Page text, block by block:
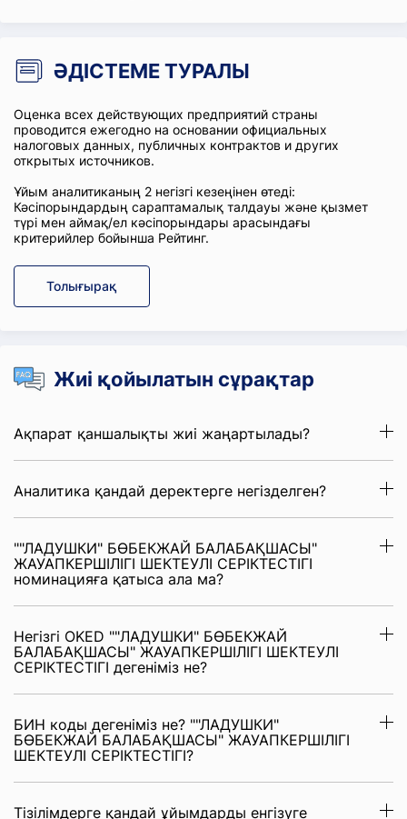
ӘДІСТЕМЕ ТУРАЛЫ
Оценка всех действующих предприятий страны
проводится ежегодно на основании официальных
налоговых данных, публичных контрактов и других
открытых источников.
Ұйым аналитиканың 2 негізгі кезеңінен өтеді:
Кәсіпорындардың сараптамалық талдауы және қызмет
түрі мен аймақ/ел кәсіпорындары арасындағы
критерийлер бойынша Рейтинг.
Толығырақ
Жиі қойылатын сұрақтар
Ақпарат қаншалықты жиі жаңартылады?
Аналитика қандай деректерге негізделген?
""ЛАДУШКИ" БӨБЕКЖАЙ БАЛАБАҚШАСЫ"
ЖАУАПКЕРШІЛІГІ ШЕКТЕУЛІ СЕРІКТЕСТІГІ
номинацияға қатыса ала ма?
Негізгі OKED ""ЛАДУШКИ" БӨБЕКЖАЙ
БАЛАБАҚШАСЫ" ЖАУАПКЕРШІЛІГІ ШЕКТЕУЛІ
СЕРІКТЕСТІГІ дегеніміз не?
БИН коды дегеніміз не? ""ЛАДУШКИ"
БӨБЕКЖАЙ БАЛАБАҚШАСЫ" ЖАУАПКЕРШІЛІГІ
ШЕКТЕУЛІ СЕРІКТЕСТІГІ?
Тізілімдерге қандай ұйымдарды енгізуге